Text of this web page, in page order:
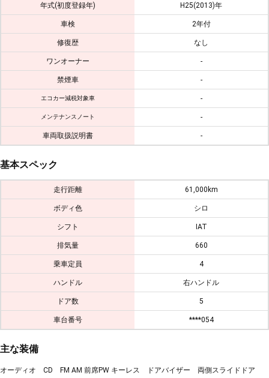
年式(初度登録年) H25(2013)年
車検 2年付
修復歴 なし
ワンオーナー -
禁煙車 -
エコカー減税対象車 -
メンテナンスノート -
車両取扱説明書 -
基本スペック
走行距離 61,000km
ボディ色 シロ
シフト IAT
排気量 660
乗車定員 4
ハンドル 右ハンドル
ドア数 5
車台番号 ****054
主な装備
オーディオ CD FM AM 前席PW キーレス ドアバイザー 両側スライドドア